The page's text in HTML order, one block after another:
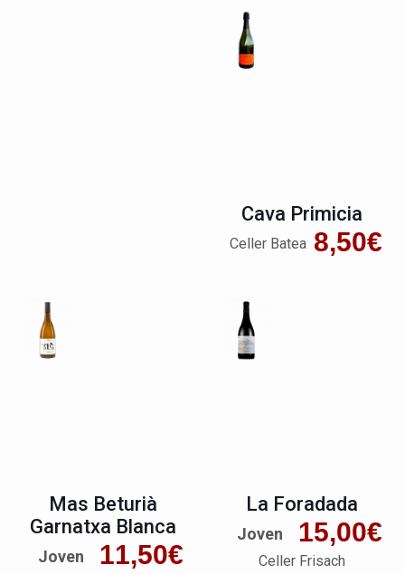
Cava Primicia
8,50€
Celler Batea
Mas Beturià
Garnatxa Blanca
11,50€
Joven
La Foradada
15,00€
Joven
Celler Frisach